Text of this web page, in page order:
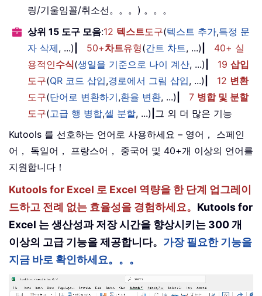
링/기울임꼴/취소선。。。) 。。。
상위 15 도구 모음:12 텍스트도구(텍스트 추가,특정 문
자 삭제, ...) 50+차트유형(간트 차트, ...)
40+ 실
용적인수식(생일을 기준으로 나이 계산, ...) 19 삽입
도구(QR 코드 삽입,경로에서 그림 삽입, ...) 12 변환
도구(단어로 변환하기,환율 변환, ...) 7 병합 및 분할
도구(고급 행 병합,셀 분할, ...) 그 외 더 많은 기능
Kutools 를 선호하는 언어로 사용하세요 – 영어， 스페인
어， 독일어， 프랑스어， 중국어 및 40+개 이상의 언어를
지원합니다！
Kutools for Excel 로 Excel 역량을 한 단계 업그레이
드하고 전례 없는 효율성을 경험하세요。 Kutools for
Excel 는 생산성과 저장 시간을 향상시키는 300 개
이상의 고급 기능을 제공합니다。 가장 필요한 기능을
지금 바로 확인하세요。。。